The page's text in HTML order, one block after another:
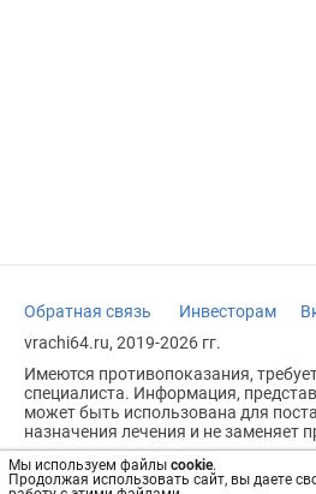
Мы используем файлы cookie.
Продолжая использовать сайт, вы даете
Обратная связь Инвесторам
vrachi64.ru, 2019-2026 гг.
Имеются противопоказания,
специалиста. Информация,
может быть использована для
назначения лечения и не заменяет
Возрастное ограничение: 18+